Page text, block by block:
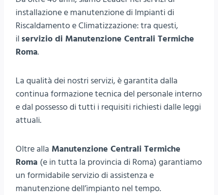
installazione e manutenzione di Impianti di
Riscaldamento e Climatizzazione: tra questi,
il servizio di Manutenzione Centrali Termiche
Roma.
La qualità dei nostri servizi, è garantita dalla
continua formazione tecnica del personale interno
e dal possesso di tutti i requisiti richiesti dalle leggi
attuali.
Oltre alla Manutenzione Centrali Termiche
Roma (e in tutta la provincia di Roma) garantiamo
un formidabile servizio di assistenza e
manutenzione dell’impianto nel tempo.